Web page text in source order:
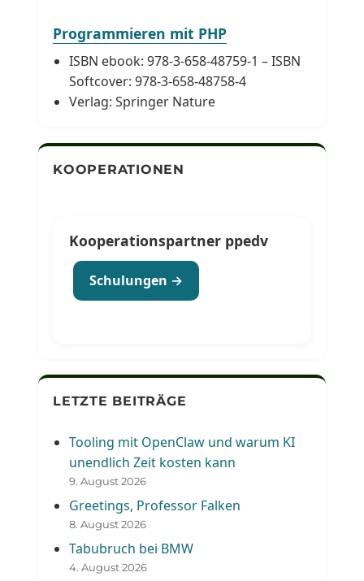
Programmieren mit PHP
ISBN ebook: 978-3-658-48759-1 – ISBN
Softcover: 978-3-658-48758-4
Verlag: Springer Nature
KOOPERATIONEN
Kooperationspartner ppedv
Schulungen →
LETZTE BEITRÄGE
Tooling mit OpenClaw und warum KI
unendlich Zeit kosten kann
9. August 2026
Greetings, Professor Falken
8. August 2026
Tabubruch bei BMW
4. August 2026